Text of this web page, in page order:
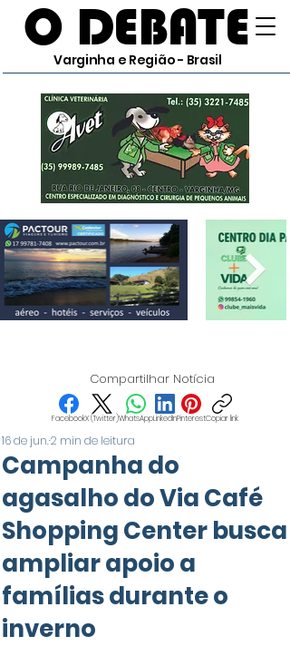
O DEBATE
Varginha e Região - Brasil
Compartilhar Notícia
FacebookX (Twitter)WhatsAppLinkedInPinterestCopiar link
Campanha do
agasalho do Via Café
Shopping Center busca
ampliar apoio a
famílias durante o
inverno
16 de jun.2 min de leitura